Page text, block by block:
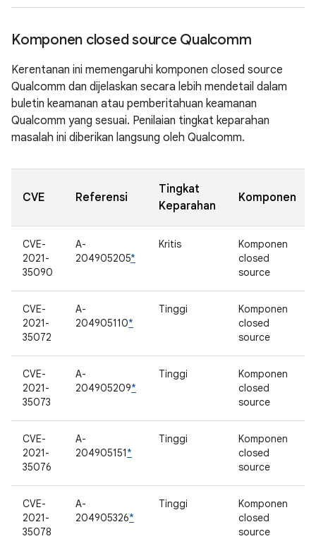
Komponen closed source Qualcomm
Kerentanan ini memengaruhi komponen closed source
Qualcomm dan dijelaskan secara lebih mendetail dalam
buletin keamanan atau pemberitahuan keamanan
Qualcomm yang sesuai. Penilaian tingkat keparahan
masalah ini diberikan langsung oleh Qualcomm.
CVE Referensi
Tingkat
Keparahan
Komponen
CVE-
2021-
35090
A-
204905205*
Kritis
Komponen
closed
source
CVE-
2021-
35072
A-
204905110*
Tinggi
Komponen
closed
source
CVE-
2021-
35073
A-
204905209*
Tinggi
Komponen
closed
source
CVE-
2021-
35076
A-
204905151*
Tinggi
Komponen
closed
source
CVE-
2021-
35078
A-
204905326*
Tinggi
Komponen
closed
source